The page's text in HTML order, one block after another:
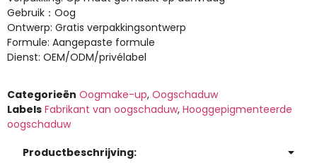
Gebruik：Oog
Ontwerp: Gratis verpakkingsontwerp
Formule: Aangepaste formule
Dienst: OEM/ODM/privélabel
Categorieën Oogmake-up, Oogschaduw
Labels Fabrikant van oogschaduw, Hooggepigmenteerde
oogschaduw
Productbeschrijving: